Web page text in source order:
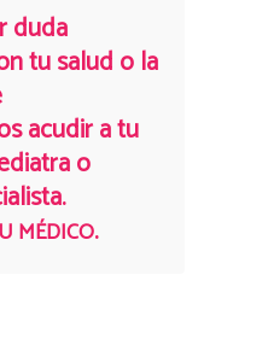
duda
tu salud o la
acudir a tu
o
MÉDICO.